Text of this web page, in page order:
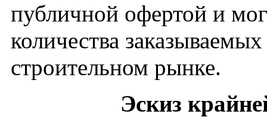
публичной офертой и
количества
строительном рынке.
Эскиз